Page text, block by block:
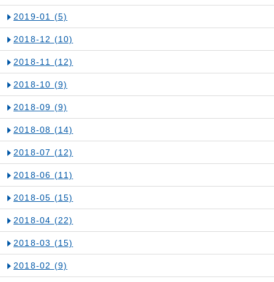
2019-01 (5)
2018-12 (10)
2018-11 (12)
2018-10 (9)
2018-09 (9)
2018-08 (14)
2018-07 (12)
2018-06 (11)
2018-05 (15)
2018-04 (22)
2018-03 (15)
2018-02 (9)